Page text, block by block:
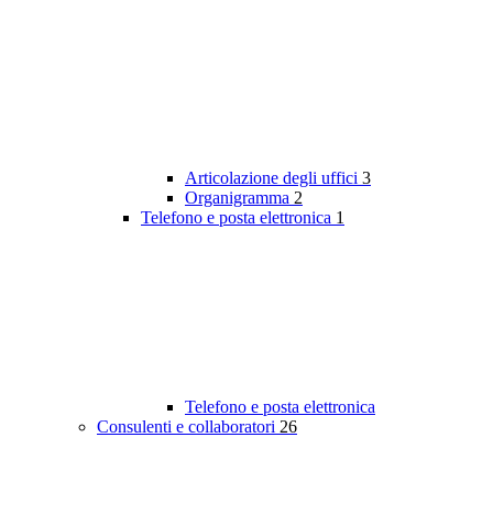
Articolazione degli uffici 3
Organigramma 2
Telefono e posta elettronica 1
Telefono e posta elettronica
Consulenti e collaboratori 26